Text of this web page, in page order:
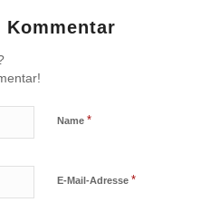
Name *
E-Mail-Adresse *